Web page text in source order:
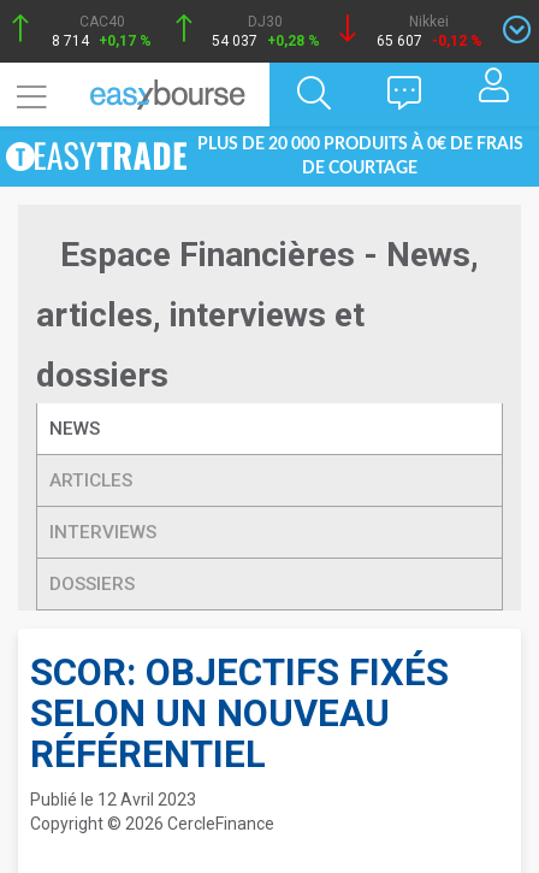
CAC40
8 714 +0,17 %
DJ30
54 037
+0,28 %
Nikkei
65 607
-0,12 %
PLUS DE 20 000 PRODUITS À 0€ DE FRAIS
DE COURTAGE
Espace Financières - News,
articles, interviews et
dossiers
NEWS
ARTICLES
INTERVIEWS
DOSSIERS
SCOR: OBJECTIFS FIXÉS
SELON UN NOUVEAU
RÉFÉRENTIEL
Publié le 12 Avril 2023
Copyright © 2026 CercleFinance